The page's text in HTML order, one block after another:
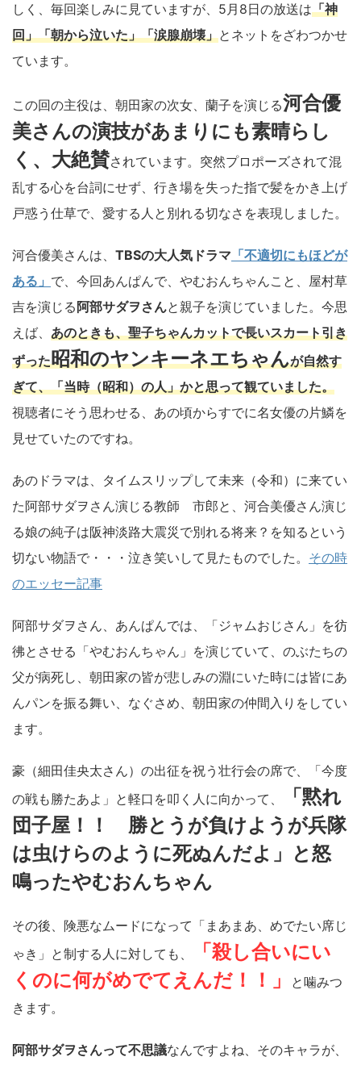
しく、毎回楽しみに見ていますが、5月8日の放送は「神
回」「朝から泣いた」「涙腺崩壊」とネットをざわつかせ
ています。
この回の主役は、朝田家の次女、蘭子を演じる河合優
美さんの演技があまりにも素晴らし
く、大絶賛されています。突然プロポーズされて混
乱する心を台詞にせず、行き場を失った指で髪をかき上げ
戸惑う仕草で、愛する人と別れる切なさを表現しました。
河合優美さんは、 TBSの大人気ドラマ 「不適切にもほどが
ある」 で、今回あんぱんで、やむおんちゃんこと、屋村草
吉を演じる 阿部サダヲさんと親子を演じていました。今思
えば、 あのときも、聖子ちゃんカットで長いスカート引き
ずった昭和のヤンキーネエちゃんが自然す
ぎて、「当時（昭和）の人」かと思って観ていました。
視聴者にそう思わせる、あの頃からすでに名女優の片鱗を
見せていたのですね。
あのドラマは、タイムスリップして未来（令和）に来てい
た阿部サダヲさん演じる教師 市郎と、河合美優さん演じ
る娘の純子は阪神淡路大震災で別れる将来？を知るという
切ない物語で・・・泣き笑いして見たものでした。 その時
のエッセー記事
阿部サダヲさん、あんぱんでは、「ジャムおじさん」を彷
彿とさせる「やむおんちゃん」を演じていて、のぶたちの
父が病死し、朝田家の皆が悲しみの淵にいた時には皆にあ
んパンを振る舞い、なぐさめ、朝田家の仲間入りをしてい
ます。
豪（細田佳央太さん）の出征を祝う壮行会の席で、「今度
の戦も勝たあよ」と軽口を叩く人に向かって、
「黙れ
団子屋！！ 勝とうが負けようが兵隊
は虫けらのように死ぬんだよ」と怒
鳴ったやむおんちゃん
その後、険悪なムードになって「まあまあ、めでたい席じ
ゃき」と制する人に対しても、
「殺し合いにい
くのに何がめでてえんだ！！」
と噛みつ
きます。
阿部サダヲさんって不思議なんですよね、そのキャラが、